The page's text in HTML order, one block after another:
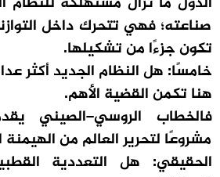
صناعته؛ فهي تتحرك داخل
تكون جزءًا من تشكيلها.
خامسًا: هل النظام الجديد أكثر
هنا تكمن القضية الأهم.
فالخطاب الروسي–الصيني
مشروعًا لتحرير العالم من الهيمنة
الحقيقي: هل التعددية